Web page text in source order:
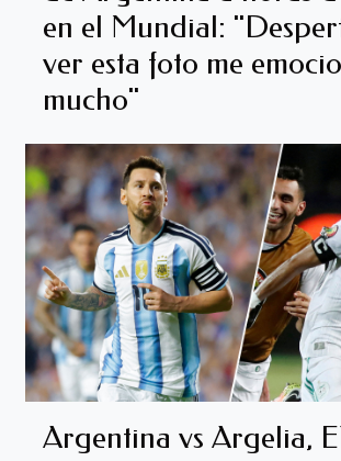
en el Mundial:
ver esta foto me
mucho"
Argentina vs Argelia,